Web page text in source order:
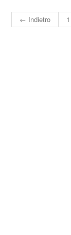
← Indietro 1